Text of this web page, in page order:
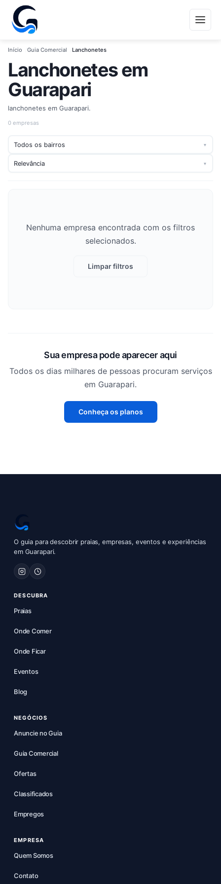
Início Guia Comercial Lanchonetes
Lanchonetes em
Guarapari
lanchonetes em Guarapari.
0 empresas
▾
▾
Nenhuma empresa encontrada com os filtros
selecionados.
Limpar filtros
Sua empresa pode aparecer aqui
Todos os dias milhares de pessoas procuram serviços
em Guarapari.
Conheça os planos
O guia para descobrir praias, empresas, eventos e experiências
em Guarapari.
DESCUBRA
Praias
Onde Comer
Onde Ficar
Eventos
Blog
NEGÓCIOS
Anuncie no Guia
Guia Comercial
Ofertas
Classificados
Empregos
EMPRESA
Quem Somos
Contato